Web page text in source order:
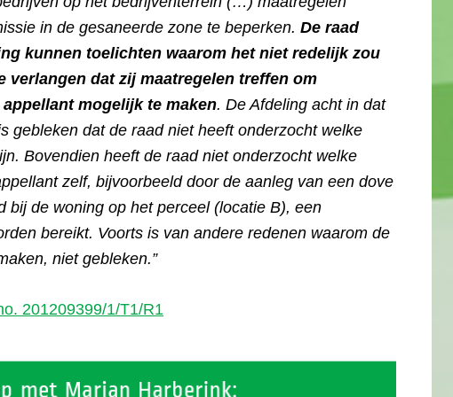
in de gesaneerde zone te beperken. De raad
kunnen toelichten waarom het niet redelijk zou
verlangen dat zij maatregelen treffen om
mogelijk te maken. De Afdeling acht in dat
gebleken dat de raad niet heeft onderzocht welke
Bovendien heeft de raad niet onderzocht welke
zelf, bijvoorbeeld door de aanleg van een dove
de woning op het perceel (locatie B), een
bereikt. Voorts is van andere redenen waarom de
niet gebleken.”
201209399/1/T1/R1